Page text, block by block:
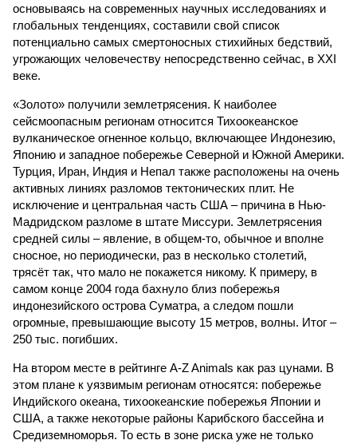
основываясь на современных научных исследованиях и
глобальных тенденциях, составили свой список
потенциально самых смертоносных стихийных бедствий,
угрожающих человечеству непосредственно сейчас, в XXI
веке.
«Золото» получили землетрясения. К наиболее
сейсмоопасным регионам относится Тихоокеанское
вулканическое огненное кольцо, включающее Индонезию,
Японию и западное побережье Северной и Южной Америки.
Турция, Иран, Индия и Непал также расположены на очень
активных линиях разломов тектонических плит. Не
исключение и центральная часть США – причина в Нью-
Мадридском разломе в штате Миссури. Землетрясения
средней силы – явление, в общем-то, обычное и вполне
сносное, но периодически, раз в несколько столетий,
трясёт так, что мало не покажется никому. К примеру, в
самом конце 2004 года бахнуло близ побережья
индонезийского острова Суматра, а следом пошли
огромные, превышающие высоту 15 метров, волны. Итог –
250 тыс. погибших.
На втором месте в рейтинге A-Z Animals как раз цунами. В
этом плане к уязвимым регионам относятся: побережье
Индийского океана, тихо­океанские побережья Японии и
США, а также некоторые районы Карибского бассейна и
Средиземноморья. То есть в зоне риска уже не только